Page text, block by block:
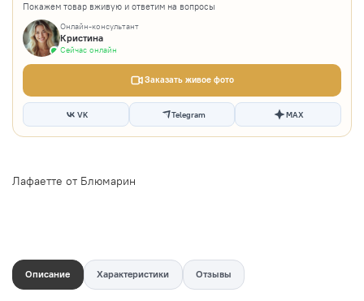
Покажем товар вживую и ответим на вопросы
Онлайн-консультант
Кристина
Сейчас онлайн
Заказать живое фото
VK Telegram MAX
Лафаетте от Блюмарин
Описание Характеристики Отзывы